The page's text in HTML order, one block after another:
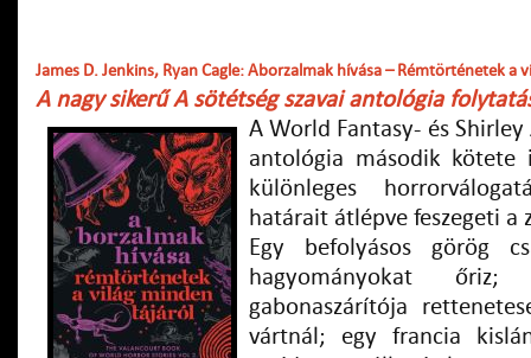
James D. Jenkins, Ryan Cagle: Aborzalmak hívása – Rémtörténetek a
A nagy sikerű A sötétség szavai antológia
A World Fantasy- és
antológia második kötete
különleges
határait átlépve feszegeti a
Egy befolyásos görög
hagyományokat
gabonaszárítója
vártnál; egy francia